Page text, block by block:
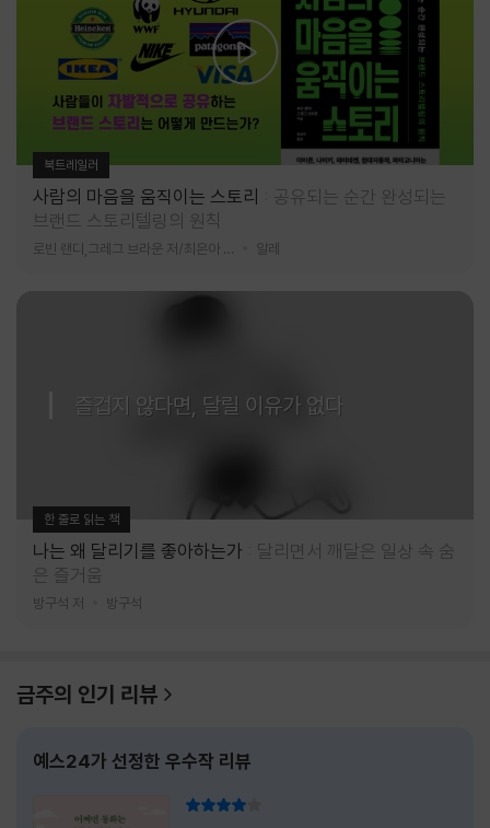
북트레일러
사람의 마음을 움직이는 스토리
공유되는 순간 완성되는
브랜드 스토리텔링의 원칙
알레
즐겁지 않다면, 달릴 이유가 없다
한 줄로 읽는 책
나는 왜 달리기를 좋아하는가
달리면서 깨달은 일상 속 숨
은 즐거움
방구석 저 방구석
금주의 인기 리뷰
예스24가 선정한 우수작 리뷰